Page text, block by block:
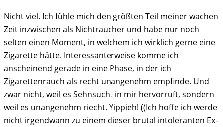
Nicht viel. Ich fühle mich den größten Teil meiner wachen
Zeit inzwischen als Nichtraucher und habe nur noch
selten einen Moment, in welchem ich wirklich gerne eine
Zigarette hätte. Interessanterweise komme ich
anscheinend gerade in eine Phase, in der ich
Zigarettenrauch als recht unangenehm empfinde. Und
zwar nicht, weil es Sehnsucht in mir hervorruft, sondern
weil es unangenehm riecht. Yippieh! ((Ich hoffe ich werde
nicht irgendwann zu einem dieser brutal intoleranten Ex-